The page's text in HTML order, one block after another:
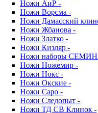
Ножи АиР -
Ножи Ворсма -
Ножи Дамасский
Ножи Жбанова -
Ножи Златко -
Ножи Кизляр -
Ножи наборы
Ножи Ножемир -
Ножи Нокс -
Ножи Окские -
Ножи Саро -
Ножи Следопыт -
Ножи ТД СВ Клинок -